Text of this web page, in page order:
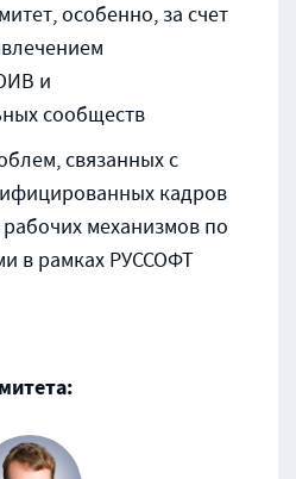
особенно, за счет
и
сообществ
связанных с
кадров
механизмов по
в рамках РУССОФТ